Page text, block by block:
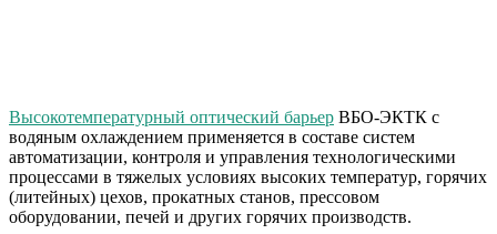
Высокотемпературный оптический барьер ВБО-ЭКТК с
водяным охлаждением применяется в составе систем
автоматизации, контроля и управления технологическими
процессами в тяжелых условиях высоких температур, горячих
(литейных) цехов, прокатных станов, прессовом
оборудовании, печей и других горячих производств.